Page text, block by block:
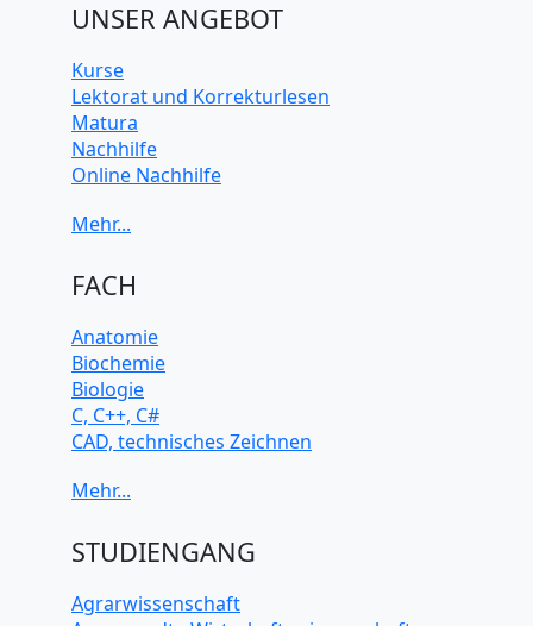
UNSER ANGEBOT
Kurse
Lektorat und Korrekturlesen
Matura
Nachhilfe
Online Nachhilfe
FACH
Anatomie
Biochemie
Biologie
C, C++, C#
CAD, technisches Zeichnen
Computerarchitektur
Elektrotechnik
Java
STUDIENGANG
Agrarwissenschaft